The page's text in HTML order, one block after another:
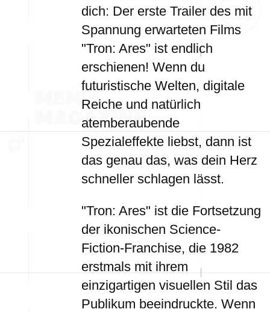
dich: Der erste Trailer des mit
Spannung erwarteten Films
"Tron: Ares" ist endlich
erschienen! Wenn du
futuristische Welten, digitale
Reiche und natürlich
atemberaubende
Spezialeffekte liebst, dann ist
das genau das, was dein Herz
schneller schlagen lässt.
"Tron: Ares" ist die Fortsetzung
der ikonischen Science-
Fiction-Franchise, die 1982
erstmals mit ihrem
einzigartigen visuellen Stil das
Publikum beeindruckte. Wenn